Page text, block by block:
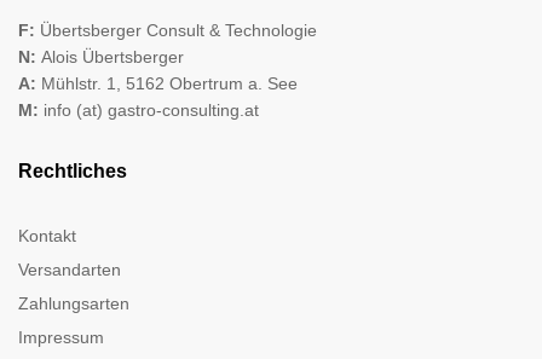
F: Übertsberger Consult & Technologie
N: Alois Übertsberger
A: Mühlstr. 1, 5162 Obertrum a. See
M: info (at) gastro-consulting.at
Rechtliches
Kontakt
Versandarten
Zahlungsarten
Impressum